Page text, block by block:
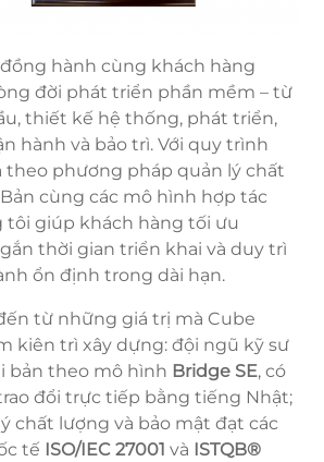
hành cùng khách hàng
đời phát triển phần mềm – từ
thiết kế hệ thống, phát triển,
hành và bảo trì. Với quy trình
theo phương pháp quản lý chất
cùng các mô hình hợp tác
tôi giúp khách hàng tối ưu
thời gian triển khai và duy trì
ổn định trong dài hạn.
từ những giá trị mà Cube
kiên trì xây dựng: đội ngũ kỹ sư
bản theo mô hình Bridge SE, có
đổi trực tiếp bằng tiếng Nhật;
chất lượng và bảo mật đạt các
tế ISO/IEC 27001 và ISTQB®